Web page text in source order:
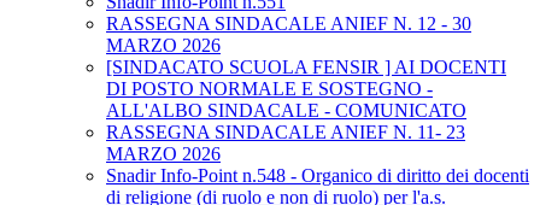
RASSEGNA SINDACALE ANIEF N. 12 - 30
MARZO 2026
[SINDACATO SCUOLA FENSIR ] AI DOCENTI
DI POSTO NORMALE E SOSTEGNO -
ALL'ALBO SINDACALE - COMUNICATO
RASSEGNA SINDACALE ANIEF N. 11- 23
MARZO 2026
Snadir Info-Point n.548 - Organico di diritto dei docenti
di religione (di ruolo e non di ruolo) per l'a.s.